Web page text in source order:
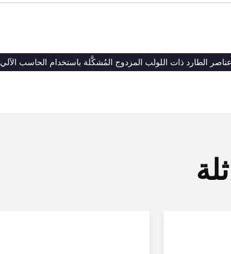
عناصر الطارد ذات اللولب المزدوج المُشكَّلة باستخدام الحاسب الآلي